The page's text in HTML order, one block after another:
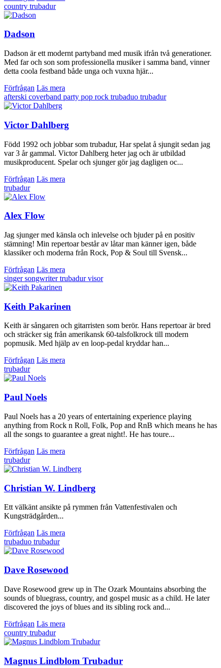
country trubadur
Dadson
Dadson är ett modernt partyband med musik ifrån två generationer.
Med far och son som professionella musiker i samma band, vinner
detta coola festband både unga och vuxna hjär...
Förfrågan Läs mera
afterski coverband party pop rock trubaduo trubadur
Victor Dahlberg
Född 1992 och jobbar som trubadur, Har spelat å sjungit sedan jag
var 3 år gammal. Victor Dahlberg heter jag och är utbildad
musikproducent. Spelar och sjunger gör jag dagligen oc...
Förfrågan Läs mera
trubadur
Alex Flow
Jag sjunger med känsla och inlevelse och bjuder på en positiv
stämning! Min repertoar består av låtar man känner igen, både
klassiker och moderna från Rock, Pop & Soul till Svensk...
Förfrågan Läs mera
singer songwritertrubadurvisor
Keith Pakarinen
Keith är sångaren och gitarristen som berör. Hans repertoar är bred
och sträcker sig från amerikansk 60-talsfolkrock till modern
popmusik. Med hjälp av en loop-pedal kryddar han...
Förfrågan Läs mera
trubadur
Paul Noels
Paul Noels has a 20 years of entertaining experience playing
anything from Rock n Roll, Folk, Pop and RnB which means he has
all the songs to guarantee a great night!. He has toure...
Förfrågan Läs mera
trubadur
Christian W. Lindberg
Ett välkänt ansikte på rymmen från Vattenfestivalen och
Kungsträdgården...
Förfrågan Läs mera
trubaduo trubadur
Dave Rosewood
Dave Rosewood grew up in The Ozark Mountains absorbing the
sounds of bluegrass, country, and gospel music as a child. He later
discovered the joys of blues and its sibling rock and...
Förfrågan Läs mera
country trubadur
Magnus Lindblom Trubadur